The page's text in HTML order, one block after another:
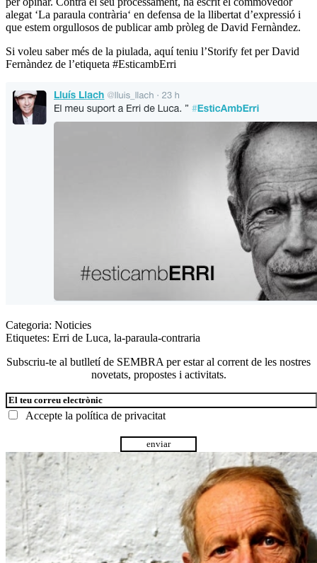
alegat ‘La paraula contrària‘ en defensa de la llibertat d’expressió i
que estem orgullosos de publicar amb pròleg de David Fernàndez.
Si voleu saber més de la piulada, aquí teniu l’Storify fet per David
Fernàndez de l’etiqueta #EsticambErri
Categoria: Noticies
Etiquetes: Erri de Luca, la-paraula-contraria
Subscriu-te al butlletí de SEMBRA per estar al corrent de les nostres
novetats, propostes i activitats.
Accepte la política de privacitat